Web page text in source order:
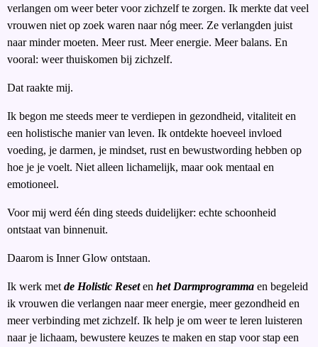
verlangen om weer beter voor zichzelf te zorgen. Ik merkte dat veel
vrouwen niet op zoek waren naar nóg meer. Ze verlangden juist
naar minder moeten. Meer rust. Meer energie. Meer balans. En
vooral: weer thuiskomen bij zichzelf.
Dat raakte mij.
Ik begon me steeds meer te verdiepen in gezondheid, vitaliteit en
een holistische manier van leven. Ik ontdekte hoeveel invloed
voeding, je darmen, je mindset, rust en bewustwording hebben op
hoe je je voelt. Niet alleen lichamelijk, maar ook mentaal en
emotioneel.
Voor mij werd één ding steeds duidelijker: echte schoonheid
ontstaat van binnenuit.
Daarom is Inner Glow ontstaan.
Ik werk met de Holistic Reseten het Darmprogramma en begeleid
ik vrouwen die verlangen naar meer energie, meer gezondheid en
meer verbinding met zichzelf. Ik help je om weer te leren luisteren
naar je lichaam, bewustere keuzes te maken en stap voor stap een